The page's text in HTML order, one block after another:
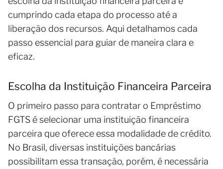
cumprindo cada etapa do processo até a
liberação dos recursos. Aqui detalhamos cada
passo essencial para guiar de maneira clara e
eficaz.
Escolha da Instituição Financeira Parceira
O primeiro passo para contratar o Empréstimo
FGTS é selecionar uma instituição financeira
parceira que oferece essa modalidade de crédito.
No Brasil, diversas instituições bancárias
possibilitam essa transação, porém, é necessária